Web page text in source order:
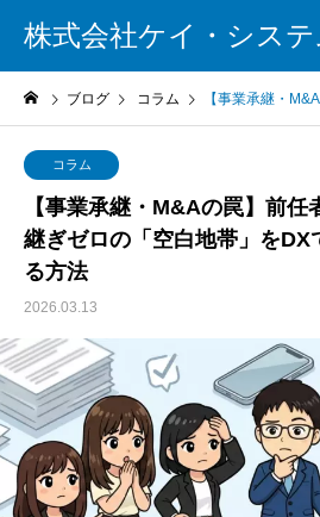
株式会社ケイ・システ
ブログ コラム 【事業承継・M&Aの罠】前任者が全員
コラム
【事業承継・M&Aの罠】前任
継ぎゼロの「空白地帯」をDX
る方法
2026.03.13